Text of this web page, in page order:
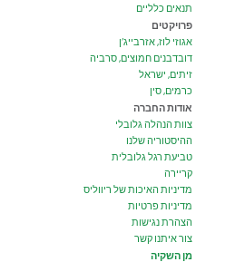
תנאים כלליים
פרויקטים
אגוזי לוז, אזרבייג’ן
דובדבנים חמוצים, סרביה
זיתים, ישראל
כרמים, סין
אודות החברה
צוות הנהלה גלובלי
ההיסטוריה שלנו
טביעת רגל גלובלית
קריירה
מדיניות האיכות של ריווליס
מדיניות פרטיות
הצהרת נגישות
צור איתנו קשר
מן השקיה